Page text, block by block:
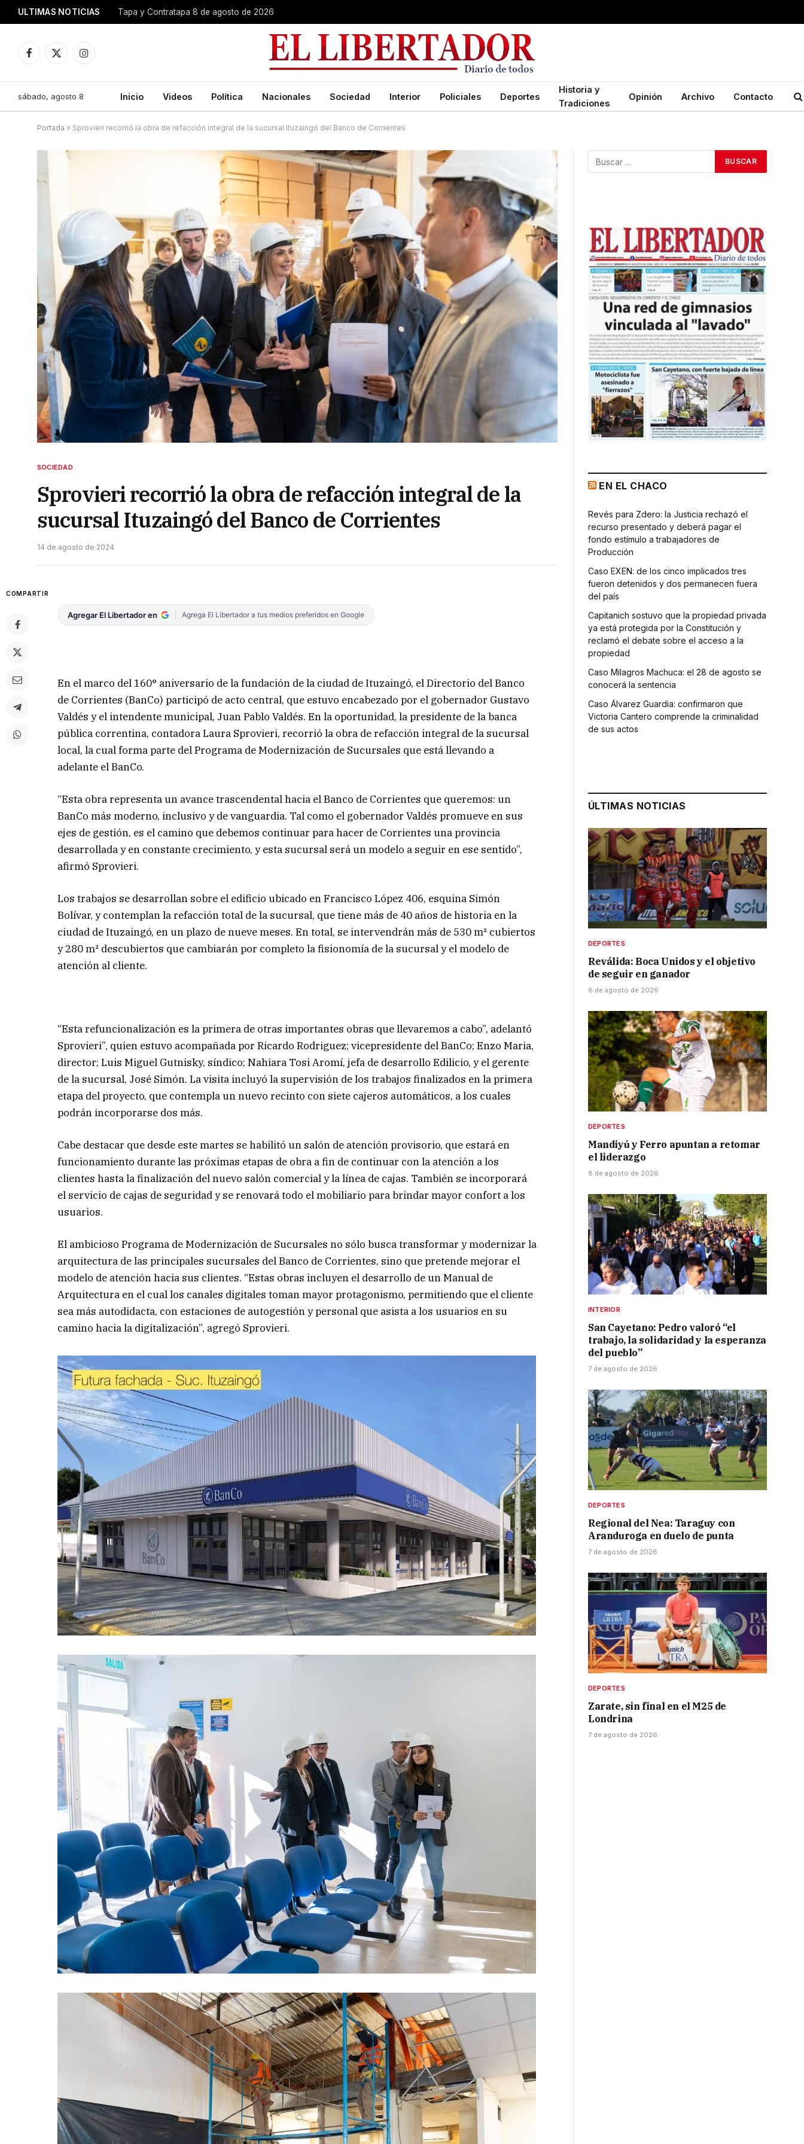
ULTIMAS NOTICIAS Tapa y Contratapa 8 de agosto de 2026
Facebook
X
Instagram
sábado, agosto 8 Inicio Videos Política Nacionales Sociedad Interior Policiales Deportes
Historia y
Tradiciones
Opinión Archivo Contacto
Portada » Sprovieri recorrió la obra de refacción integral de la sucursal Ituzaingó del Banco de Corrientes
SOCIEDAD
Sprovieri recorrió la obra de refacción integral de la
sucursal Ituzaingó del Banco de Corrientes
14 de agosto de 2024
COMPARTIR
Agregar El Libertador en Agrega El Libertador a tus medios preferidos en Google
En el marco del 160° aniversario de la fundación de la ciudad de Ituzaingó, el Directorio del Banco
de Corrientes (BanCo) participó de acto central, que estuvo encabezado por el gobernador Gustavo
Valdés y el intendente municipal, Juan Pablo Valdés. En la oportunidad, la presidente de la banca
pública correntina, contadora Laura Sprovieri, recorrió la obra de refacción integral de la sucursal
local, la cual forma parte del Programa de Modernización de Sucursales que está llevando a
adelante el BanCo.
“Esta obra representa un avance trascendental hacia el Banco de Corrientes que queremos: un
BanCo más moderno, inclusivo y de vanguardia. Tal como el gobernador Valdés promueve en sus
ejes de gestión, es el camino que debemos continuar para hacer de Corrientes una provincia
desarrollada y en constante crecimiento, y esta sucursal será un modelo a seguir en ese sentido”,
afirmó Sprovieri.
Los trabajos se desarrollan sobre el edificio ubicado en Francisco López 406, esquina Simón
Bolívar, y contemplan la refacción total de la sucursal, que tiene más de 40 años de historia en la
ciudad de Ituzaingó, en un plazo de nueve meses. En total, se intervendrán más de 530 m² cubiertos
y 280 m² descubiertos que cambiarán por completo la fisionomía de la sucursal y el modelo de
atención al cliente.
“Esta refuncionalización es la primera de otras importantes obras que llevaremos a cabo”, adelantó
Sprovieri”, quien estuvo acompañada por Ricardo Rodriguez; vicepresidente del BanCo; Enzo Maria,
director; Luis Miguel Gutnisky, síndico; Nahiara Tosi Aromí, jefa de desarrollo Edilicio, y el gerente
de la sucursal, José Simón. La visita incluyó la supervisión de los trabajos finalizados en la primera
etapa del proyecto, que contempla un nuevo recinto con siete cajeros automáticos, a los cuales
podrán incorporarse dos más.
Cabe destacar que desde este martes se habilitó un salón de atención provisorio, que estará en
funcionamiento durante las próximas etapas de obra a fin de continuar con la atención a los
clientes hasta la finalización del nuevo salón comercial y la línea de cajas. También se incorporará
el servicio de cajas de seguridad y se renovará todo el mobiliario para brindar mayor confort a los
usuarios.
El ambicioso Programa de Modernización de Sucursales no sólo busca transformar y modernizar la
arquitectura de las principales sucursales del Banco de Corrientes, sino que pretende mejorar el
modelo de atención hacia sus clientes. “Estas obras incluyen el desarrollo de un Manual de
Arquitectura en el cual los canales digitales toman mayor protagonismo, permitiendo que el cliente
sea más autodidacta, con estaciones de autogestión y personal que asista a los usuarios en su
camino hacia la digitalización”, agregó Sprovieri.
EN EL CHACO
Revés para Zdero: la Justicia rechazó el
recurso presentado y deberá pagar el
fondo estímulo a trabajadores de
Producción
Caso EXEN: de los cinco implicados tres
fueron detenidos y dos permanecen fuera
del país
Capitanich sostuvo que la propiedad privada
ya está protegida por la Constitución y
reclamó el debate sobre el acceso a la
propiedad
Caso Milagros Machuca: el 28 de agosto se
conocerá la sentencia
Caso Álvarez Guardia: confirmaron que
Victoria Cantero comprende la criminalidad
de sus actos
ÚLTIMAS NOTICIAS
DEPORTES
Reválida: Boca Unidos y el objetivo
de seguir en ganador
8 de agosto de 2026
DEPORTES
Mandiyú y Ferro apuntan a retomar
el liderazgo
8 de agosto de 2026
INTERIOR
San Cayetano: Pedro valoró “el
trabajo, la solidaridad y la esperanza
del pueblo”
7 de agosto de 2026
DEPORTES
Regional del Nea: Taraguy con
Aranduroga en duelo de punta
7 de agosto de 2026
DEPORTES
Zarate, sin final en el M25 de
Londrina
7 de agosto de 2026